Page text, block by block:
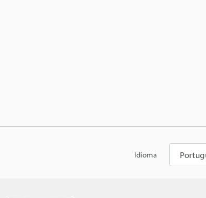
Idioma